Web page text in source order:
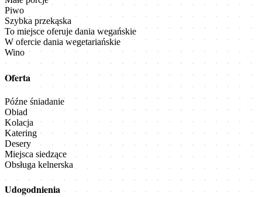
Piwo
Szybka przekąska
To miejsce oferuje dania wegańskie
W ofercie dania wegetariańskie
Wino
Oferta
Późne śniadanie
Obiad
Kolacja
Katering
Desery
Miejsca siedzące
Obsługa kelnerska
Udogodnienia